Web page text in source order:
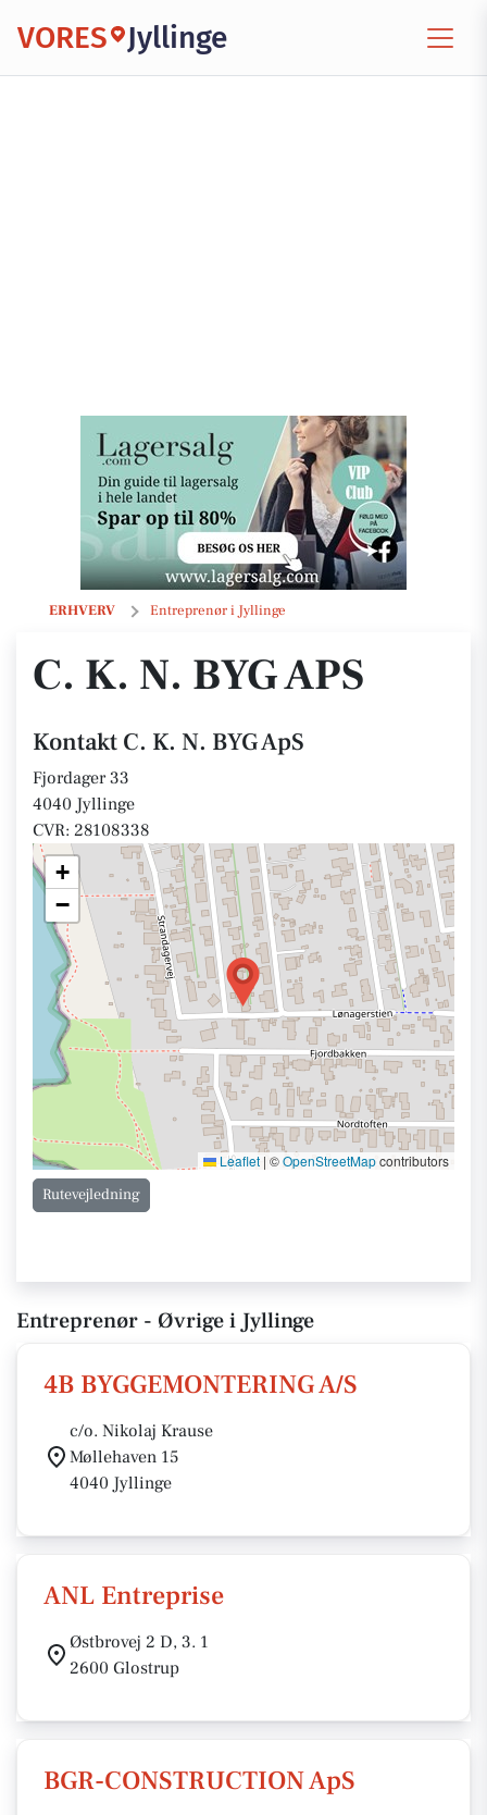
VORES Jyllinge
ERHVERV Entreprenør i Jyllinge
C. K. N. BYG ApS
C. K. N. BYG APS
Kontakt C. K. N. BYG ApS
Fjordager 33
4040 Jyllinge
CVR: 28108338
+
−
Leaflet | ©OpenStreetMapcontributors
Rutevejledning
Entreprenør - Øvrige i Jyllinge
4B BYGGEMONTERING A/S
c/o. Nikolaj Krause
Møllehaven 15
4040 Jyllinge
ANL Entreprise
Østbrovej 2 D, 3. 1
2600 Glostrup
BGR-CONSTRUCTION ApS